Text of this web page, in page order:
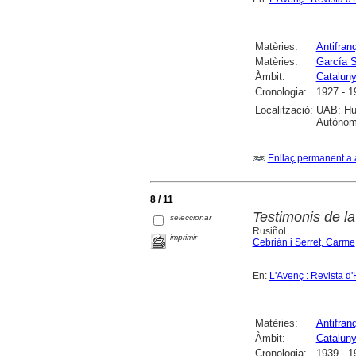
Matèries:
Matèries:
García
Àmbit:
Cronologia:
1927 -
Localització: UAB:
Enllaç permanent a
8 / 11
seleccionar
imprimir
Testimonis de
Rusiñol
Cebrián i Serret, Carme
En: L'Avenç : Revista
Matèries:
Àmbit:
Cronologia:
1939 -